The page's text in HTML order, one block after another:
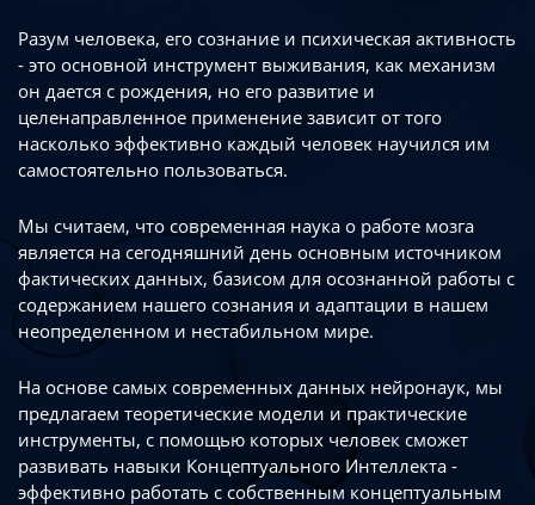
Разум человека, его сознание и психическая активность
- это основной инструмент выживания, как механизм
он дается с рождения, но его развитие и
целенаправленное применение зависит от того
насколько эффективно каждый человек научился им
самостоятельно пользоваться.
Мы считаем, что современная наука о работе мозга
является на сегодняшний день основным источником
фактических данных, базисом для осознанной работы с
содержанием нашего сознания и адаптации в нашем
неопределенном и нестабильном мире.
На основе самых современных данных нейронаук, мы
предлагаем теоретические модели и практические
инструменты, с помощью которых человек сможет
развивать навыки Концептуального Интеллекта -
эффективно работать с собственным концептуальным